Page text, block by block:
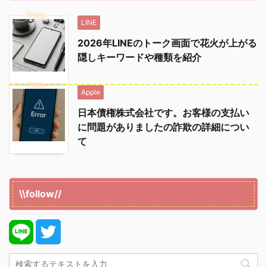
LINE
2026年LINEのトーク画面で花火が上がる
隠しキーワードや種類を紹介
Apple
日本債権株式会社です。お客様の支払い
に問題がありましたの詐欺の詳細につい
て
\\follow//